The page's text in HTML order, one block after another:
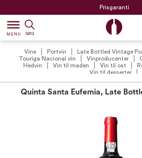
Prisgaranti
dehaze
MENU SØG
Vine Portvin Late Bottled Vintage
Touriga Nacional vin
Vinproducenter
Hedvin
Vin til maden Vin til ost
Vin til desserter
Quinta Santa Eufemia, Late